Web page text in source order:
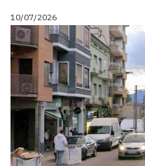
10/07/2026